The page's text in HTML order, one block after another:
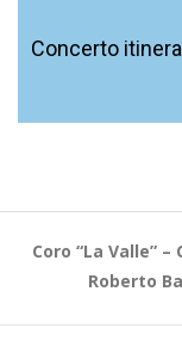
Concerto
Coro “La Valle”
Roberto